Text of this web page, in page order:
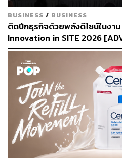
ปัจจุบันเทคนิคในการเปลี่ยนไนโ
ส่วนผสมหลักของปุ๋ยที่ใช้ในการ
เชื้อเพลิงฟอสซิลจำนวนหนึ่งตั
กระบวนการ Haber-Bosch นี้ก่
ถึงร้อยละ 1 จากทั่วโลก
ในอีก 5 ปีข้างหน้า เราจะจำ
ธรรมชาติในการเปลี่ยนไนโ
เป็นปุ๋ยที่อุดมด้วยไนเตรทได้
ประชากรโลกที่กำลังเพิ่มขึ้
ต่อสิ่งแวดล้อมที่เกิดจากกา
BUSINESS / BUSINESS
ติดปีกธุรกิจด้วยพลังดีไซน์ในงาน
Innovation in SITE 2026